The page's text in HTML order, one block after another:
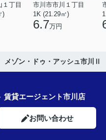
１丁目
)
市川市市川１丁目
1K (21.29㎡)
6.7万円
メゾン・ドゥ・アッシュ市川Ⅱ
賃貸エージェント市川店
お問い合わせ